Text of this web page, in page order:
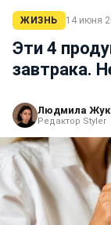
ЖИЗНЬ 14 июня
Эти 4
завтрака.
Людмила
Редактор Styler